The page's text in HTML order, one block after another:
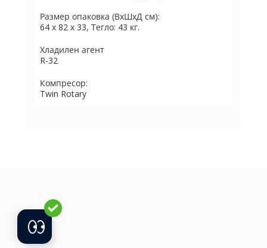
Размер опаковка (ВхШхД см):
64 x 82 x 33, Тегло: 43 кг.
Хладилен агент
R-32
Компресор:
Twin Rotary